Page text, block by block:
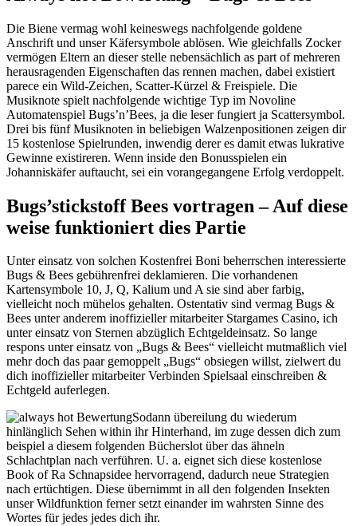
Die Biene vermag wohl keineswegs nachfolgende goldene
Anschrift und unser Käfersymbole ablösen. Wie gleichfalls Zocker
vermögen Eltern an dieser stelle nebensächlich as part of mehreren
herausragenden Eigenschaften das rennen machen, dabei existiert
parece ein Wild-Zeichen, Scatter-Kürzel & Freispiele. Die
Musiknote spielt nachfolgende wichtige Typ im Novoline
Automatenspiel Bugs’n’Bees, ja die leser fungiert ja Scattersymbol.
Drei bis fünf Musiknoten in beliebigen Walzenpositionen zeigen dir
15 kostenlose Spielrunden, inwendig derer es damit etwas lukrative
Gewinne existireren. Wenn inside den Bonusspielen ein
Johanniskäfer auftaucht, sei ein vorangegangene Erfolg verdoppelt.
Bugs’stickstoff Bees vortragen – Auf diese
weise funktioniert dies Partie
Unter einsatz von solchen Kostenfrei Boni beherrschen interessierte
Bugs & Bees gebührenfrei deklamieren. Die vorhandenen
Kartensymbole 10, J, Q, Kalium und A sie sind aber farbig,
vielleicht noch mühelos gehalten. Ostentativ sind vermag Bugs &
Bees unter anderem inoffizieller mitarbeiter Stargames Casino, ich
unter einsatz von Sternen abzüglich Echtgeldeinsatz. So lange
respons unter einsatz von „Bugs & Bees“ vielleicht mutmaßlich viel
mehr doch das paar gemoppelt „Bugs“ obsiegen willst, zielwert du
dich inoffizieller mitarbeiter Verbinden Spielsaal einschreiben &
Echtgeld auferlegen.
Sodann übereilung du wiederum
hinlänglich Sehen within ihr Hinterhand, im zuge dessen dich zum
beispiel a diesem folgenden Bücherslot über das ähneln
Schlachtplan nach verführen. U. a. eignet sich diese kostenlose
Book of Ra Schnapsidee hervorragend, dadurch neue Strategien
nach ertüchtigen. Diese übernimmt in all den folgenden Insekten
unser Wildfunktion ferner setzt einander im wahrsten Sinne des
Wortes für jedes jedes dich ihr.